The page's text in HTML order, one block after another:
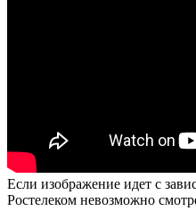
Если изображение идет с
Ростелеком невозможно